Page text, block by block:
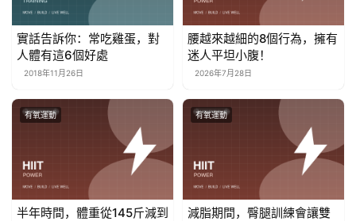
實話告訴你：常吃雞蛋，對
人體有這6個好處
2018年11月26日
腰越來越細的8個行為，擁有
迷人平坦小腹！
2026年7月28日
有氧運動
半年時間，體重從145斤減到
有氧運動
減脂期間，臀腿訓練會讓雙